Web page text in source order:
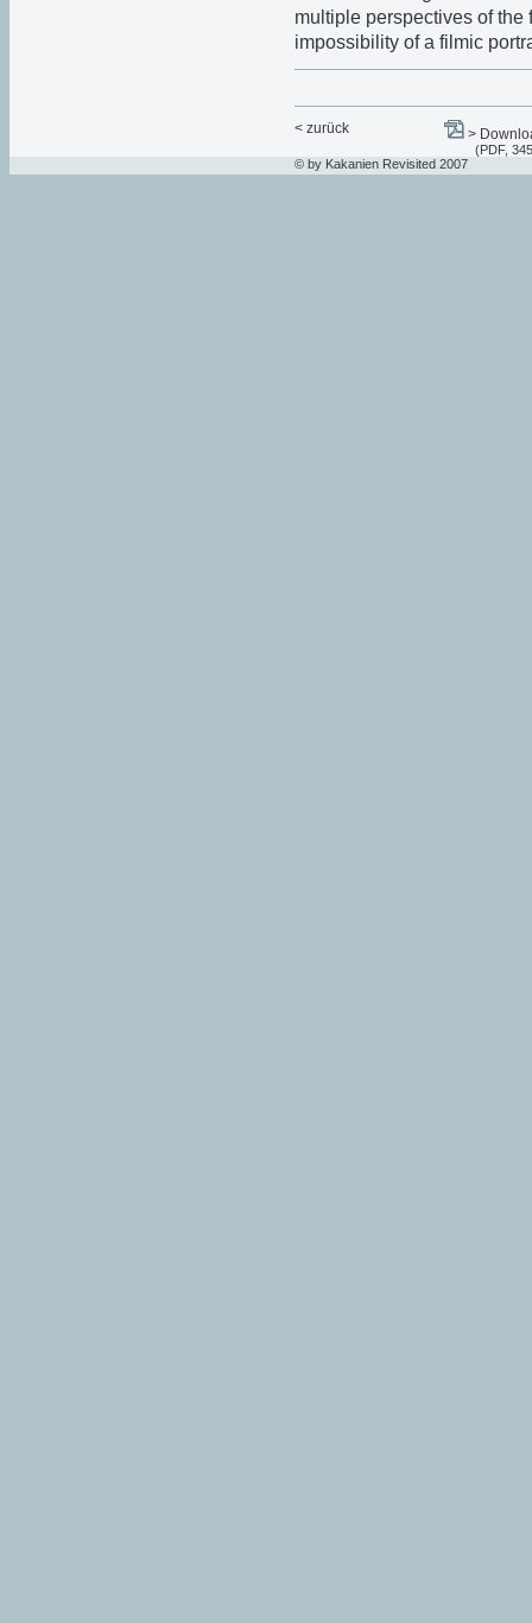
multiple perspectives of the
impossibility of a filmic
< zurück >
(PDF,
© by Kakanien Revisited 2007